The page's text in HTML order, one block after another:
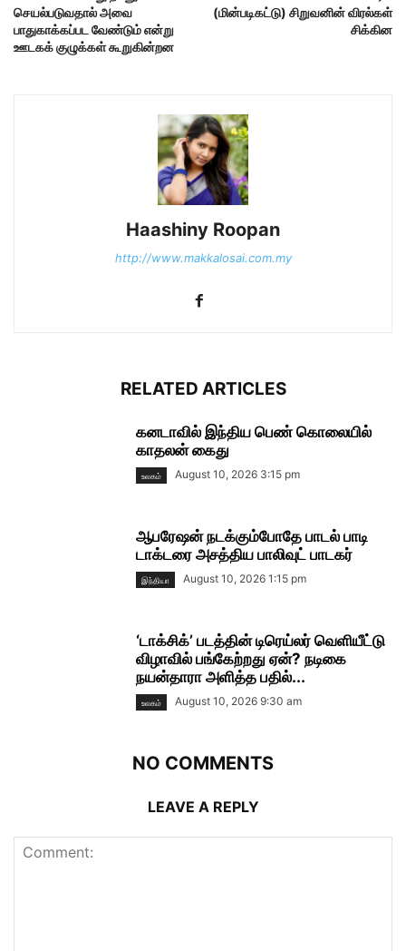
செயல்படுவதால் அவை
பாதுகாக்கப்பட வேண்டும் என்று
ஊடகக் குழுக்கள் கூறுகின்றன
(மின்படிகட்டு) சிறுவனின் விரல்கள்
சிக்கின
Haashiny Roopan
http://www.makkalosai.com.my
RELATED ARTICLES
கனடாவில் இந்திய பெண் கொலையில்
காதலன் கைது
உலகம் August 10, 2026 3:15 pm
ஆபரேஷன் நடக்கும்போதே பாடல் பாடி
டாக்டரை அசத்திய பாலிவுட் பாடகர்
இந்தியா August 10, 2026 1:15 pm
‘டாக்சிக்’ படத்தின் டிரெய்லர் வெளியீட்டு
விழாவில் பங்கேற்றது ஏன்? நடிகை
நயன்தாரா அளித்த பதில்...
உலகம் August 10, 2026 9:30 am
NO COMMENTS
LEAVE A REPLY